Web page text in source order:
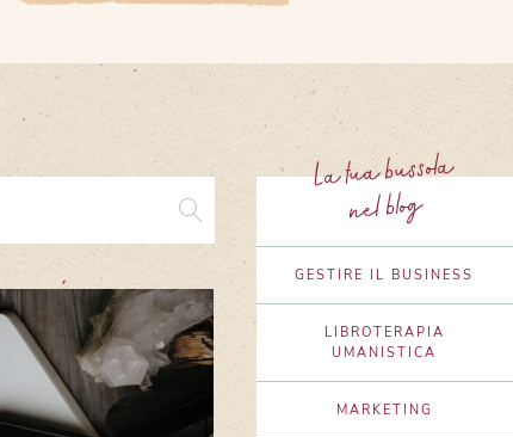
La tua bussola
nel blog
GESTIRE IL BUSINESS
LIBROTERAPIA
UMANISTICA
MARKETING